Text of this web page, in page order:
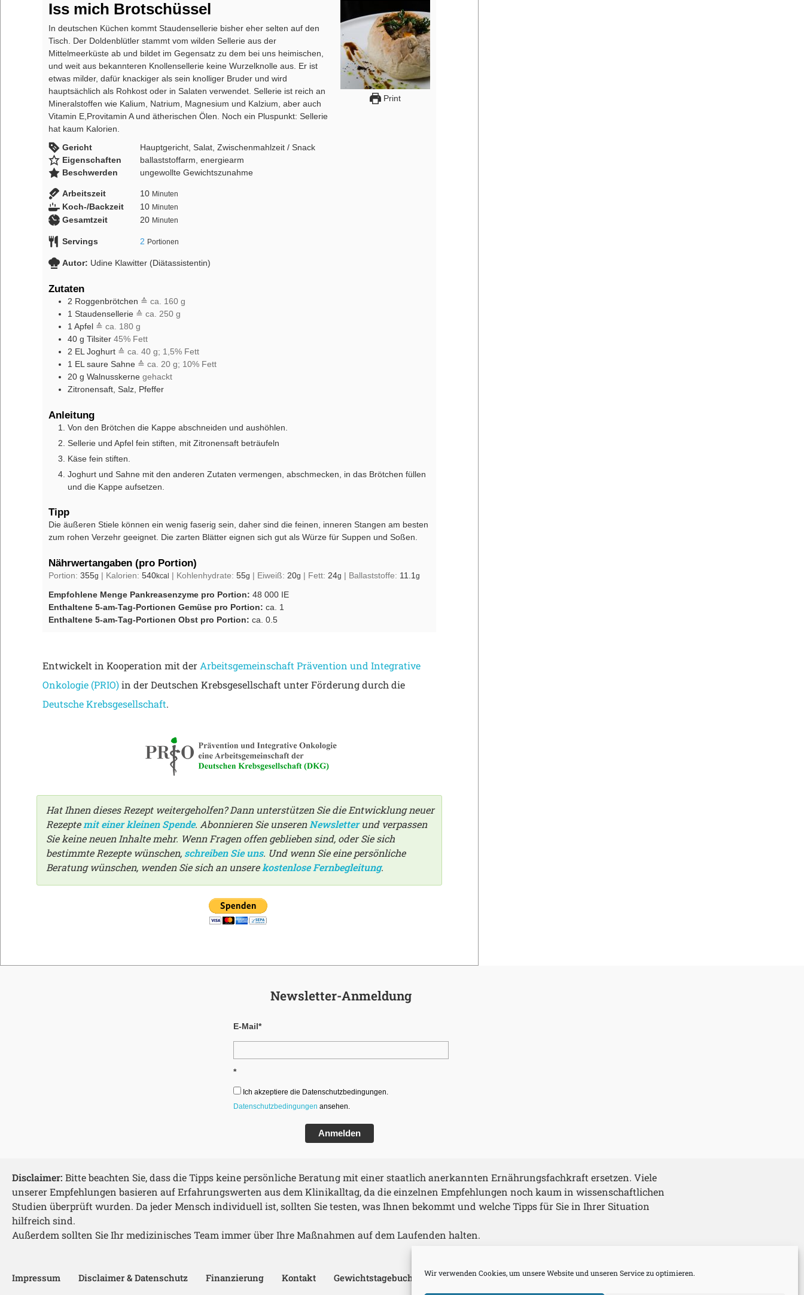
Wir verwenden Cookies, um unsere Website und unseren Service zu optimieren.
Print
Iss mich Brotschüssel
In deutschen Küchen kommt Staudensellerie bisher eher selten auf den
Tisch. Der Doldenblütler stammt vom wilden Sellerie aus der
Mittelmeerküste ab und bildet im Gegensatz zu dem bei uns heimischen,
und weit aus bekannteren Knollensellerie keine Wurzelknolle aus. Er ist
etwas milder, dafür knackiger als sein knolliger Bruder und wird
hauptsächlich als Rohkost oder in Salaten verwendet. Sellerie ist reich an
Mineralstoffen wie Kalium, Natrium, Magnesium und Kalzium, aber auch
Vitamin E,Provitamin A und ätherischen Ölen. Noch ein Pluspunkt: Sellerie
hat kaum Kalorien.
Gericht
Hauptgericht, Salat, Zwischenmahlzeit / Snack
Eigenschaften
ballaststoffarm, energiearm
Beschwerden
ungewollte Gewichtszunahme
Arbeitszeit 10 Minuten
Koch-/Backzeit 10 Minuten
Gesamtzeit 20 Minuten
Servings 2 Portionen
Autor: Udine Klawitter (Diätassistentin)
Zutaten
2 Roggenbrötchen ≙ ca. 160 g
1 Staudensellerie ≙ ca. 250 g
1 Apfel ≙ ca. 180 g
40 g Tilsiter 45% Fett
2 EL Joghurt ≙ ca. 40 g; 1,5% Fett
1 EL saure Sahne ≙ ca. 20 g; 10% Fett
20 g Walnusskerne gehackt
Zitronensaft, Salz, Pfeffer
Anleitung
Von den Brötchen die Kappe abschneiden und aushöhlen.
Sellerie und Apfel fein stiften, mit Zitronensaft beträufeln
Käse fein stiften.
Joghurt und Sahne mit den anderen Zutaten vermengen, abschmecken, in das Brötchen füllen
und die Kappe aufsetzen.
Tipp
Die äußeren Stiele können ein wenig faserig sein, daher sind die feinen, inneren Stangen am besten
zum rohen Verzehr geeignet. Die zarten Blätter eignen sich gut als Würze für Suppen und Soßen.
Nährwertangaben (pro Portion)
Portion: 355g | Kalorien: 540kcal | Kohlenhydrate: 55g | Eiweiß: 20g | Fett: 24g | Ballaststoffe: 11.1 g
Empfohlene Menge Pankreasenzyme pro Portion: 48 000 IE
Enthaltene 5-am-Tag-Portionen Gemüse pro Portion: ca. 1
Enthaltene 5-am-Tag-Portionen Obst pro Portion: ca. 0.5
Entwickelt in Kooperation mit der Arbeitsgemeinschaft Prävention und Integrative
Onkologie (PRIO)in der Deutschen Krebsgesellschaft unter Förderung durch die
Deutsche Krebsgesellschaft.
Hat Ihnen dieses Rezept weitergeholfen? Dann unterstützen Sie die Entwicklung neuer
Rezeptemit einer kleinen Spende. Abonnieren Sie unserenNewsletterund verpassen
Sie keine neuen Inhalte mehr. Wenn Fragen offen geblieben sind, oder Sie sich
bestimmte Rezepte wünschen, schreiben Sie uns. Und wenn Sie eine persönliche
Beratung wünschen, wenden Sie sich an unserekostenlose Fernbegleitung.
Newsletter-Anmeldung
E-Mail*
*
Ich akzeptiere die Datenschutzbedingungen.
Datenschutzbedingungen ansehen.
Anmelden
Disclaimer: Bitte beachten Sie, dass die Tipps keine persönliche Beratung mit einer staatlich anerkannten Ernährungsfachkraft ersetzen. Viele
unserer Empfehlungen basieren auf Erfahrungswerten aus dem Klinikalltag, da die einzelnen Empfehlungen noch kaum in wissenschaftlichen
Studien überprüft wurden. Da jeder Mensch individuell ist, sollten Sie testen, was Ihnen bekommt und welche Tipps für Sie in Ihrer Situation
hilfreich sind.
Außerdem sollten Sie Ihr medizinisches Team immer über Ihre Maßnahmen auf dem Laufenden halten.
Impressum Disclaimer & Datenschutz Finanzierung Kontakt Gewichtstagebuch Benutzerkonto Login Logout